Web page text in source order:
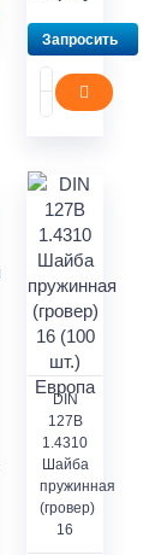
Запросить
DIN
127В
1.4310
Шайба
пружинная
(гровер)
16